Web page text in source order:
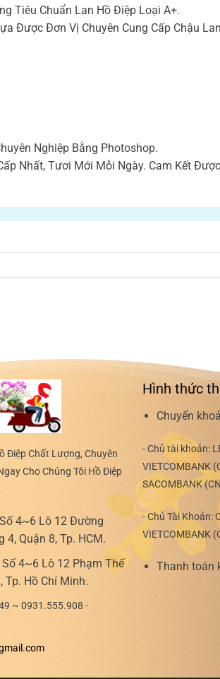
Tiêu Chuẩn Lan Hồ Điệp Loại A+.
Được Đơn Vị Chuyên Cung Cấp Chậu
Nghiệp Bằng Photoshop.
Nhất, Tươi Mới Mỗi Ngày. Cam Kết
Điệp Chất Lượng, Chuyên
Cho Chúng Tôi Hồ Điệp
Số 4~6 Lô 12 Đường
4, Quận 8, Tp. HCM.
Số 4~6 Lô 12 Phạm Thế
Tp. Hồ Chí Minh.
~ 0931.555.908 -
Hình thức
Chuyển
- Chủ tài khoản:
VIETCOMBANK
SACOMBANK
- Chủ Tài Khoản:
VIETCOMBANK
Thanh toán